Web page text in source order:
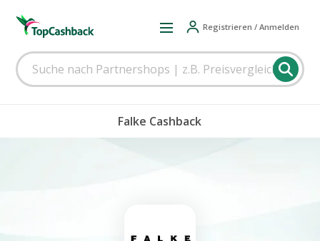
Registrieren / Anmelden
Falke Cashback